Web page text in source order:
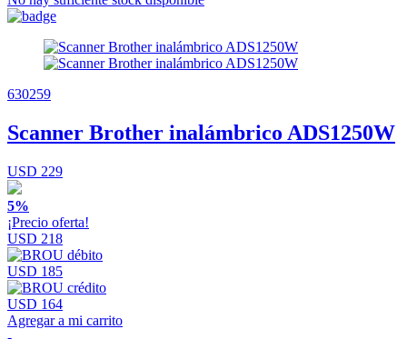
630259
Scanner Brother inalámbrico ADS1250W
USD 229
5%
¡Precio oferta!
USD 218
USD 185
USD 164
Agregar a mi carrito